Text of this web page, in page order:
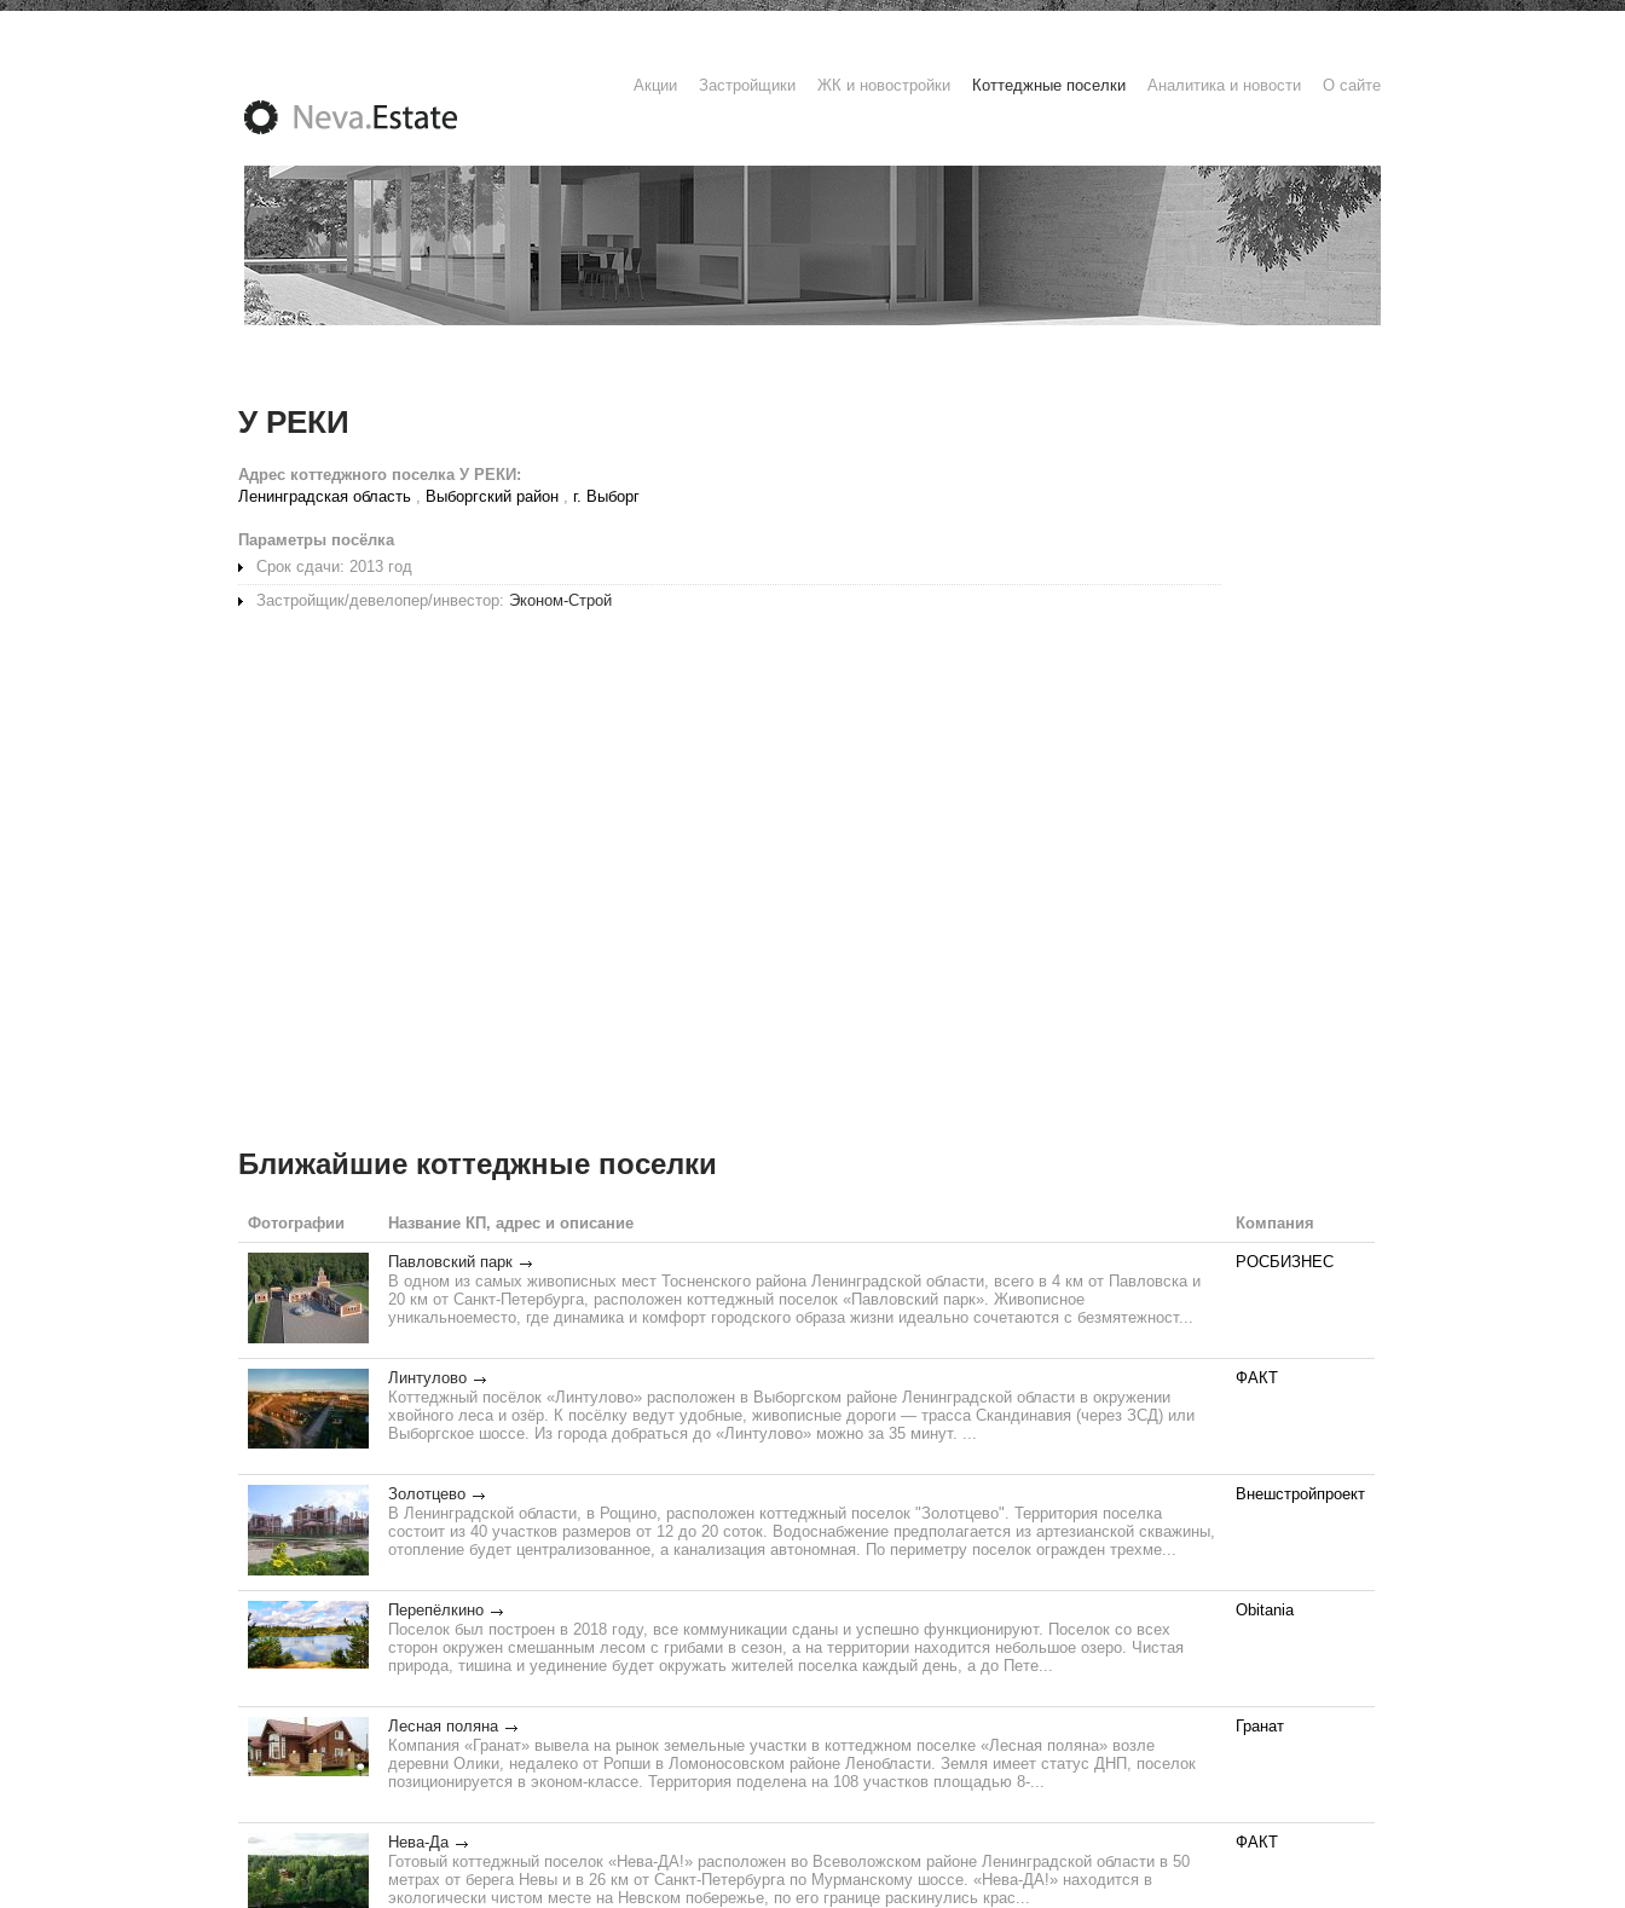
Акции Застройщики ЖК и новостройки Коттеджные поселки Аналитика и новости О сайте
У РЕКИ
Адрес коттеджного поселка У РЕКИ:
Ленинградская область , Выборгский район , г. Выборг
Параметры посёлка
Срок сдачи: 2013 год
Застройщик/девелопер/инвестор: Эконом-Строй
Ближайшие коттеджные поселки
Фотографии Название КП, адрес и описание Компания
Павловский парк
В одном из самых живописных мест Тосненского района Ленинградской области, всего в 4 км от Павловска и
20 км от Санкт-Петербурга, расположен коттеджный поселок «Павловский парк». Живописное
уникальноеместо, где динамика и комфорт городского образа жизни идеально сочетаются с безмятежност...
РОСБИЗНЕС
Линтулово
Коттеджный посёлок «Линтулово» расположен в Выборгском районе Ленинградской области в окружении
хвойного леса и озёр. К посёлку ведут удобные, живописные дороги — трасса Скандинавия (через ЗСД) или
Выборгское шоссе. Из города добраться до «Линтулово» можно за 35 минут. ...
ФАКТ
Золотцево
В Ленинградской области, в Рощино, расположен коттеджный поселок "Золотцево". Территория поселка
состоит из 40 участков размеров от 12 до 20 соток. Водоснабжение предполагается из артезианской скважины,
отопление будет централизованное, а канализация автономная. По периметру поселок огражден трехме...
Внешстройпроект
Перепёлкино
Поселок был построен в 2018 году, все коммуникации сданы и успешно функционируют. Поселок со всех
сторон окружен смешанным лесом с грибами в сезон, а на территории находится небольшое озеро. Чистая
природа, тишина и уединение будет окружать жителей поселка каждый день, а до Пете...
Obitania
Лесная поляна
Компания «Гранат» вывела на рынок земельные участки в коттеджном поселке «Лесная поляна» возле
деревни Олики, недалеко от Ропши в Ломоносовском районе Ленобласти. Земля имеет статус ДНП, поселок
позиционируется в эконом-классе. Территория поделена на 108 участков площадью 8-...
Гранат
Нева-Да
Готовый коттеджный поселок «Нева-ДА!» расположен во Всеволожском районе Ленинградской области в 50
метрах от берега Невы и в 26 км от Санкт-Петербурга по Мурманскому шоссе. «Нева-ДА!» находится в
экологически чистом месте на Невском побережье, по его границе раскинулись крас...
ФАКТ